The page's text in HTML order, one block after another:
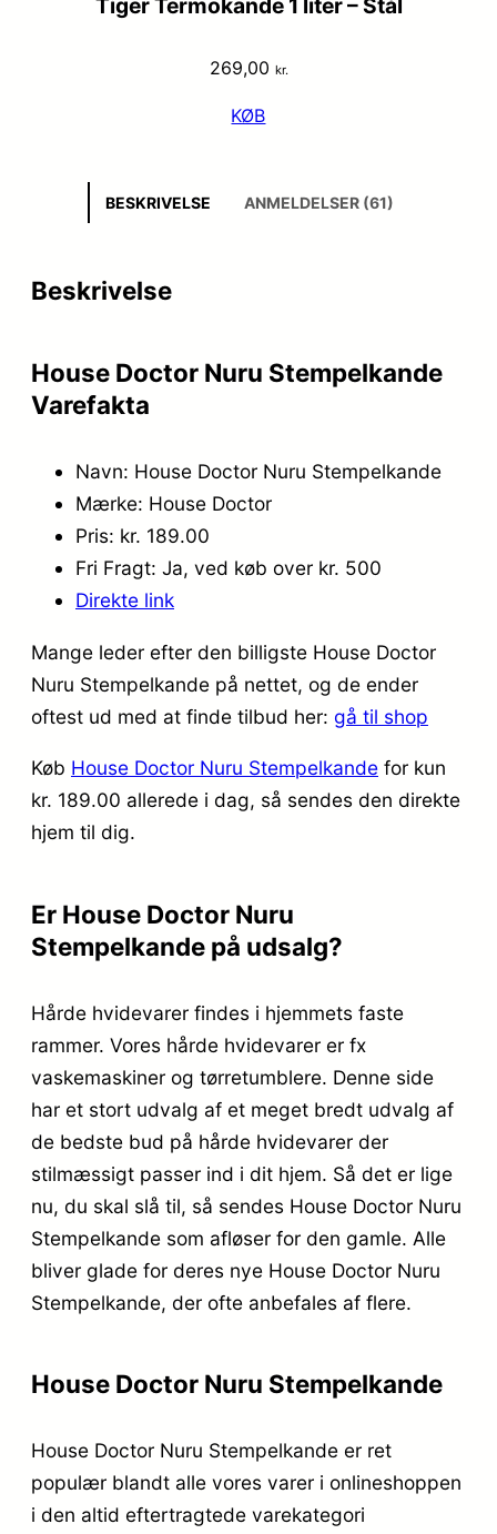
269,00 kr.
KØB
BESKRIVELSE ANMELDELSER (61)
Beskrivelse
House Doctor Nuru Stempelkande
Varefakta
Navn: House Doctor Nuru Stempelkande
Mærke: House Doctor
Pris: kr. 189.00
Fri Fragt: Ja, ved køb over kr. 500
Direkte link
Mange leder efter den billigste House Doctor
Nuru Stempelkande på nettet, og de ender
oftest ud med at finde tilbud her: gå til shop
Køb House Doctor Nuru Stempelkande for kun
kr. 189.00 allerede i dag, så sendes den direkte
hjem til dig.
Er House Doctor Nuru
Stempelkande på udsalg?
Hårde hvidevarer findes i hjemmets faste
rammer. Vores hårde hvidevarer er fx
vaskemaskiner og tørretumblere. Denne side
har et stort udvalg af et meget bredt udvalg af
de bedste bud på hårde hvidevarer der
stilmæssigt passer ind i dit hjem. Så det er lige
nu, du skal slå til, så sendes House Doctor Nuru
Stempelkande som afløser for den gamle. Alle
bliver glade for deres nye House Doctor Nuru
Stempelkande, der ofte anbefales af flere.
House Doctor Nuru Stempelkande
House Doctor Nuru Stempelkande er ret
populær blandt alle vores varer i onlineshoppen
i den altid eftertragtede varekategori